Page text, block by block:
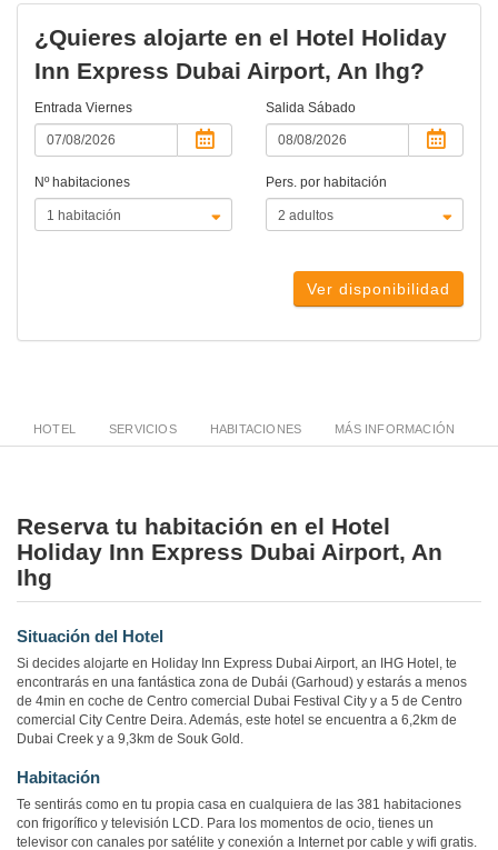
¿Quieres alojarte en el Hotel Holiday
Inn Express Dubai Airport, An Ihg?
Entrada Viernes Salida Sábado
Nº habitaciones Pers. por habitación
Ver disponibilidad
HOTEL SERVICIOS HABITACIONES MÁS INFORMACIÓN
Reserva tu habitación en el Hotel
Holiday Inn Express Dubai Airport, An
Ihg
Situación del Hotel
Si decides alojarte en Holiday Inn Express Dubai Airport, an IHG Hotel, te
encontrarás en una fantástica zona de Dubái (Garhoud) y estarás a menos
de 4min en coche de Centro comercial Dubai Festival City y a 5 de Centro
comercial City Centre Deira. Además, este hotel se encuentra a 6,2km de
Dubai Creek y a 9,3km de Souk Gold.
Habitación
Te sentirás como en tu propia casa en cualquiera de las 381 habitaciones
con frigorífico y televisión LCD. Para los momentos de ocio, tienes un
televisor con canales por satélite y conexión a Internet por cable y wifi gratis.